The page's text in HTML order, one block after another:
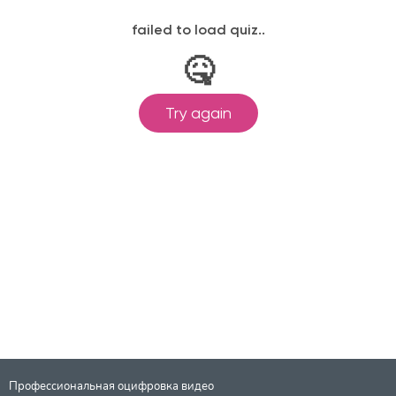
Профессиональная оцифровка видео